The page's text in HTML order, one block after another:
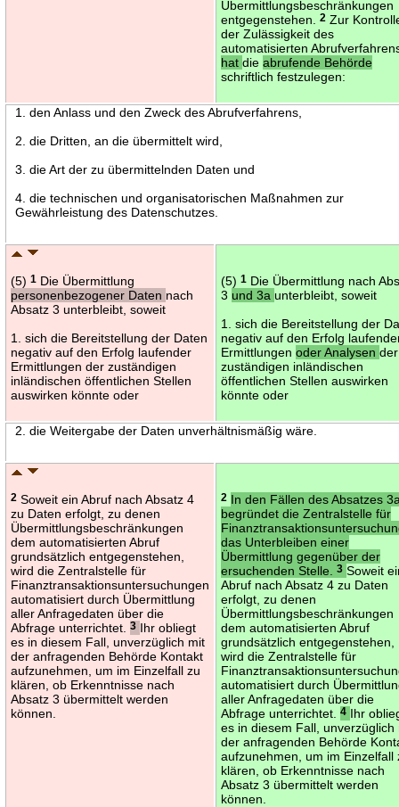
Übermittlungsbeschränkungen
entgegenstehen.2 Zur
der Zulässigkeit des
automatisierten
hatdieabrufende Behörde
schriftlich festzulegen:
1. den Anlass und den Zweck des Abrufverfahrens,
2. die Dritten, an die übermittelt wird,
3. die Art der zu übermittelnden Daten und
4. die technischen und organisatorischen Maßnahmen zur
Gewährleistung des Datenschutzes.
(5)1 Die Übermittlung
personenbezogener Daten nach
Absatz 3 unterbleibt, soweit
1. sich die Bereitstellung der Daten
negativ auf den Erfolg laufender
Ermittlungen der zuständigen
inländischen öffentlichen Stellen
auswirken könnte oder
(5)1 Die Übermittlung nach
3 und 3aunterbleibt, soweit
1. sich die Bereitstellung der
negativ auf den Erfolg
Ermittlungenoder Analysender
zuständigen inländischen
öffentlichen Stellen auswirken
könnte oder
2. die Weitergabe der Daten unverhältnismäßig wäre.
2 Soweit ein Abruf nach Absatz 4
zu Daten erfolgt, zu denen
Übermittlungsbeschränkungen
dem automatisierten Abruf
grundsätzlich entgegenstehen,
wird die Zentralstelle für
Finanztransaktionsuntersuchungen
automatisiert durch Übermittlung
aller Anfragedaten über die
Abfrage unterrichtet.3 Ihr obliegt
es in diesem Fall, unverzüglich mit
der anfragenden Behörde Kontakt
aufzunehmen, um im Einzelfall zu
klären, ob Erkenntnisse nach
Absatz 3 übermittelt werden
können.
2 In den Fällen des Absatzes
begründet die Zentralstelle für
das Unterbleiben einer
Übermittlung gegenüber der
ersuchenden Stelle.3 Soweit
Abruf nach Absatz 4 zu Daten
erfolgt, zu denen
Übermittlungsbeschränkungen
dem automatisierten Abruf
grundsätzlich entgegenstehen,
wird die Zentralstelle für
automatisiert durch
aller Anfragedaten über die
Abfrage unterrichtet.4 Ihr
es in diesem Fall, unverzüglich
der anfragenden Behörde
aufzunehmen, um im Einzelfall
klären, ob Erkenntnisse nach
Absatz 3 übermittelt werden
können.